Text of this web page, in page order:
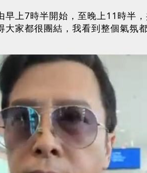
上7時半開始，至晚上11時半
家都很團結，我看到整個氣氛